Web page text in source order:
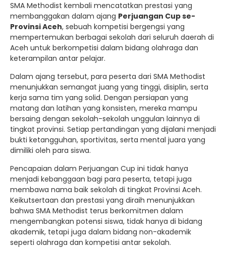
SMA Methodist kembali mencatatkan prestasi yang
membanggakan dalam ajang Perjuangan Cup se-
Provinsi Aceh, sebuah kompetisi bergengsi yang
mempertemukan berbagai sekolah dari seluruh daerah di
Aceh untuk berkompetisi dalam bidang olahraga dan
keterampilan antar pelajar.
Dalam ajang tersebut, para peserta dari SMA Methodist
menunjukkan semangat juang yang tinggi, disiplin, serta
kerja sama tim yang solid. Dengan persiapan yang
matang dan latihan yang konsisten, mereka mampu
bersaing dengan sekolah-sekolah unggulan lainnya di
tingkat provinsi. Setiap pertandingan yang dijalani menjadi
bukti ketangguhan, sportivitas, serta mental juara yang
dimiliki oleh para siswa.
Pencapaian dalam Perjuangan Cup ini tidak hanya
menjadi kebanggaan bagi para peserta, tetapi juga
membawa nama baik sekolah di tingkat Provinsi Aceh.
Keikutsertaan dan prestasi yang diraih menunjukkan
bahwa SMA Methodist terus berkomitmen dalam
mengembangkan potensi siswa, tidak hanya di bidang
akademik, tetapi juga dalam bidang non-akademik
seperti olahraga dan kompetisi antar sekolah.